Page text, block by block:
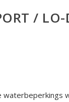
/ LO-